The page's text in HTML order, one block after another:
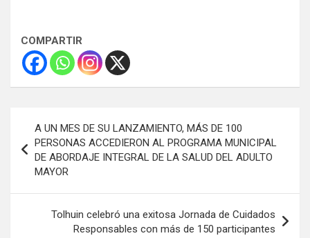
COMPARTIR
de
entradas
A UN MES DE SU LANZAMIENTO, MÁS DE 100
PERSONAS ACCEDIERON AL PROGRAMA MUNICIPAL
DE ABORDAJE INTEGRAL DE LA SALUD DEL ADULTO
MAYOR
Tolhuin celebró una exitosa Jornada de Cuidados
Responsables con más de 150 participantes